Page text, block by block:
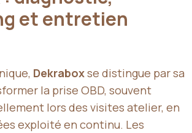
et entretien
Dekraboxse distingue par sa
la prise OBD, souvent
lors des visites atelier, en
exploité en continu. Les